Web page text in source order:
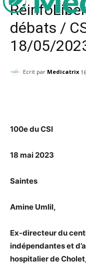
débats /
18/05/
Ecrit par Medicatrix
100e du CSI
18 mai 2023
Saintes
Amine Umlil,
Ex-directeur du
indépendantes et
hospitalier de